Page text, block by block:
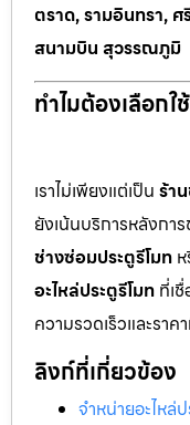
ตราด, รามอินทรา,
สนามบิน สุวรรณภูมิ
ทำไมต้องเลือกใ
เราไม่เพียงแต่เป็น ร้า
ยังเน้นบริการหลังกา
ช่างซ่อมประตูรีโมท
อะไหล่ประตูรีโมท ที่เ
ความรวดเร็วและราค
ลิงก์ที่เกี่ยวข้อง
จำหน่ายอะไหล่